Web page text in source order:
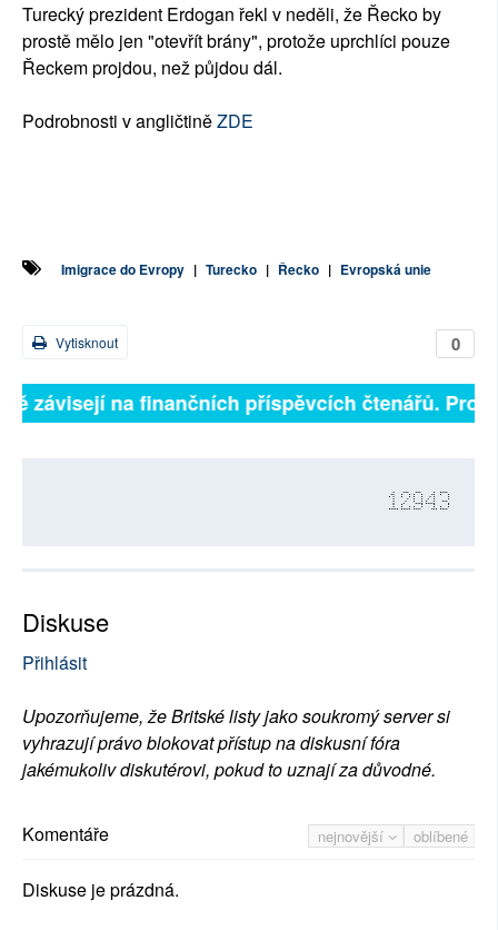
Turecký prezident Erdogan řekl v neděli, že Řecko by
prostě mělo jen "otevřít brány", protože uprchlíci pouze
Řeckem projdou, než půjdou dál.
Podrobnosti v angličtiněZDE
Imigrace do Evropy | Turecko | Řecko | Evropská unie
0
Vytisknout
závisejí na finančních příspěvcích čtenářů.
12943
Diskuse
Přihlásit
Upozorňujeme, že Britské listy jako soukromý server si
vyhrazují právo blokovat přístup na diskusní fóra
jakémukoliv diskutérovi, pokud to uznají za důvodné.
nejnovější oblíbené
Komentáře
Diskuse je prázdná.